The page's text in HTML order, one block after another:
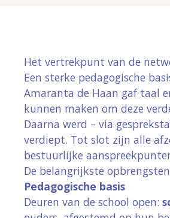
Het vertrekpunt van de
Een sterke pedagogische
Amaranta de Haan gaf taal
kunnen maken om deze
Daarna werd – via
verdiept. Tot slot zijn alle
bestuurlijke
De belangrijkste
Pedagogische basis
Deuren van de school open: